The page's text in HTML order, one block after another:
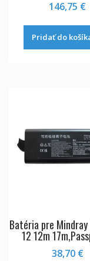
146,75 €
Pridať do
Batéria pre
12 12m
38,70 €